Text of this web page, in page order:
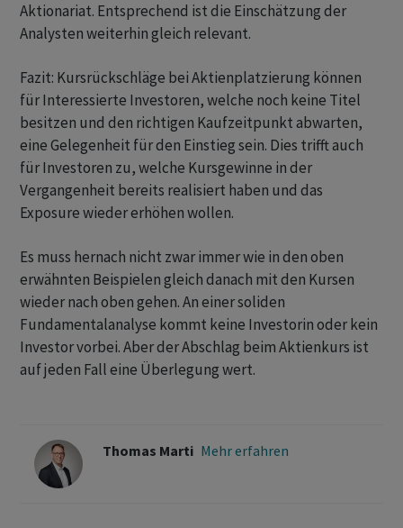
Aktionariat. Entsprechend ist die Einschätzung der
Analysten weiterhin gleich relevant.
Fazit: Kursrückschläge bei Aktienplatzierung können
für Interessierte Investoren, welche noch keine Titel
besitzen und den richtigen Kaufzeitpunkt abwarten,
eine Gelegenheit für den Einstieg sein. Dies trifft auch
für Investoren zu, welche Kursgewinne in der
Vergangenheit bereits realisiert haben und das
Exposure wieder erhöhen wollen.
Es muss hernach nicht zwar immer wie in den oben
erwähnten Beispielen gleich danach mit den Kursen
wieder nach oben gehen. An einer soliden
Fundamentalanalyse kommt keine Investorin oder kein
Investor vorbei. Aber der Abschlag beim Aktienkurs ist
auf jeden Fall eine Überlegung wert.
Thomas Marti Mehr erfahren